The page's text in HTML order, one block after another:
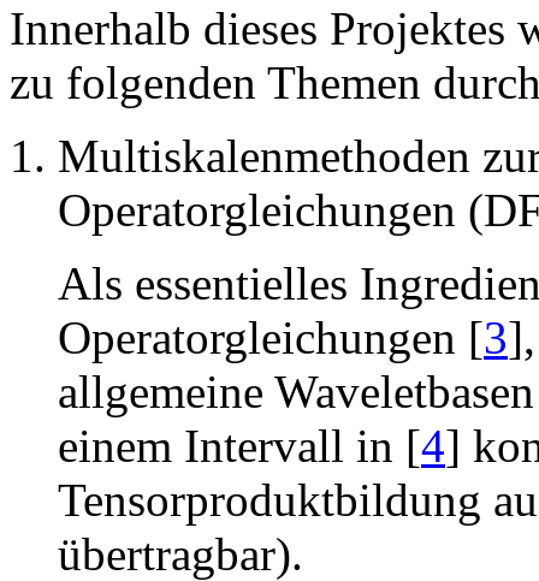
Innerhalb dieses Projektes
zu folgenden Themen
Multiskalenmethoden
Operatorgleichungen
Als essentielles
Operatorgleichungen [3
allgemeine
einem Intervall in [4]
Tensorproduktbildung
übertragbar).